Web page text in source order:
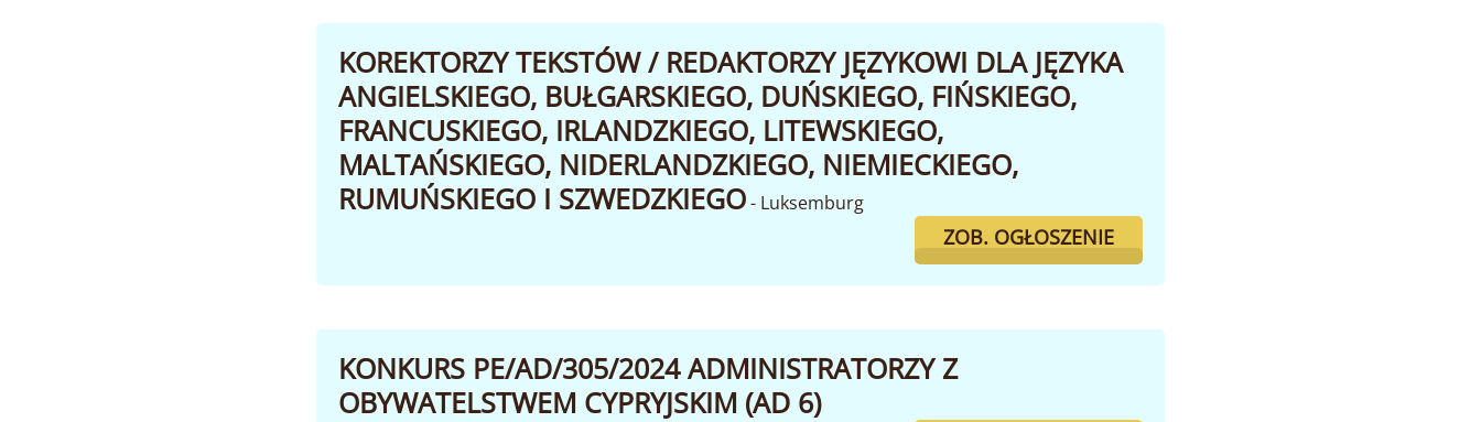
KOREKTORZY TEKSTÓW / REDAKTORZY JĘZYKOWI DLA JĘZYKA
ANGIELSKIEGO, BUŁGARSKIEGO, DUŃSKIEGO, FIŃSKIEGO,
FRANCUSKIEGO, IRLANDZKIEGO, LITEWSKIEGO,
MALTAŃSKIEGO, NIDERLANDZKIEGO, NIEMIECKIEGO,
RUMUŃSKIEGO I SZWEDZKIEGO- Luksemburg
ZOB. OGŁOSZENIE
KONKURS PE/AD/305/2024 ADMINISTRATORZY Z
OBYWATELSTWEM CYPRYJSKIM (AD 6)